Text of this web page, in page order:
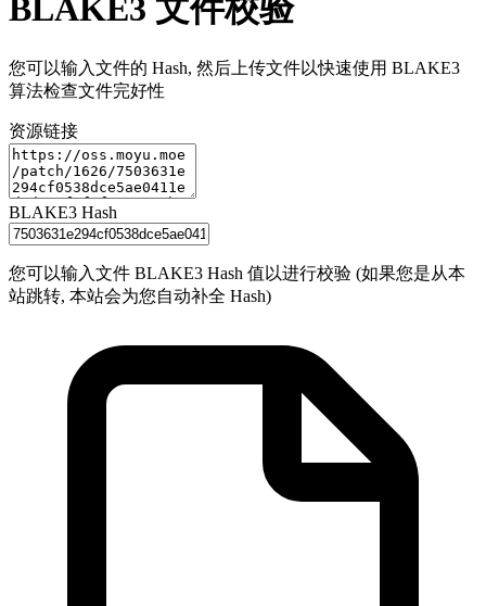
BLAKE3 文件校验
您可以输入文件的 Hash, 然后上传文件以快速使用 BLAKE3
算法检查文件完好性
资源链接
BLAKE3 Hash
您可以输入文件 BLAKE3 Hash 值以进行校验 (如果您是从本
站跳转, 本站会为您自动补全 Hash)